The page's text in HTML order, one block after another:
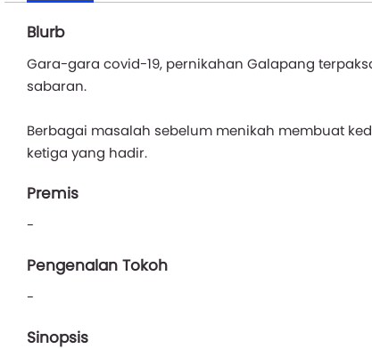
Blurb
Gara-gara covid-19, pernikahan Galapang
sabaran.
Berbagai masalah sebelum menikah membuat
ketiga yang hadir.
Premis
-
Pengenalan Tokoh
-
Sinopsis